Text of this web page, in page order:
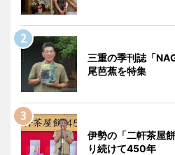
三重の季刊誌「
尾芭蕉を特集
伊勢の「二軒茶屋
り続けて450年